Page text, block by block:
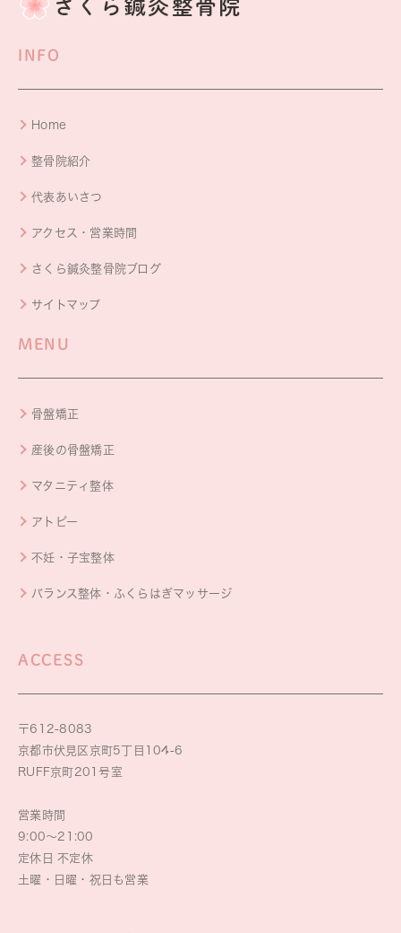
INFO
Home
整骨院紹介
代表あいさつ
アクセス・営業時間
さくら鍼灸整骨院ブログ
サイトマップ
MENU
骨盤矯正
産後の骨盤矯正
マタニティ整体
アトピー
不妊・子宝整体
バランス整体・ふくらはぎマッサージ
ACCESS
〒612-8083
京都市伏見区京町5丁目104-6
RUFF京町201号室
営業時間
9:00～21:00
定休日 不定休
土曜・日曜・祝日も営業